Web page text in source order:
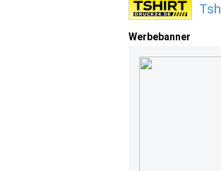
Werbebanner